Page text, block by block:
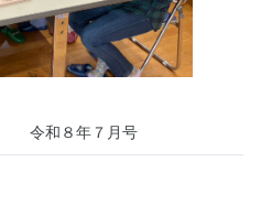
令和８年７月号